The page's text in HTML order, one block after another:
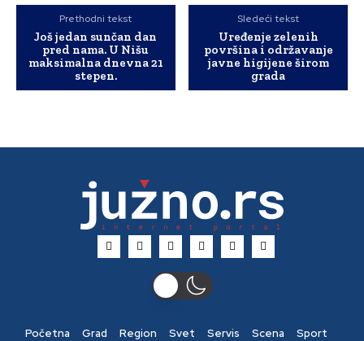
Prethodni tekst
Još jedan sunčan dan
pred nama. U Nišu
maksimalna dnevna 21
stepen.
Sledeći tekst
Uređenje zelenih
površina i održavanje
javne higijene širom
grada
Početna Grad Region Svet Servis Scena
Sport